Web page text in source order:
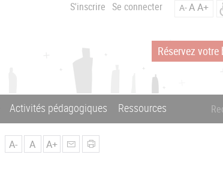
S'inscrire Se connecter A-AA+
Réservez votre
Activités pédagogiques Ressources
A- A A+